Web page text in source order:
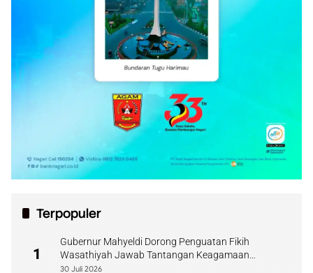
Terpopuler
1
Gubernur Mahyeldi Dorong Penguatan Fikih
Wasathiyah Jawab Tantangan Keagamaan
Kontemporer
30 Juli 2026